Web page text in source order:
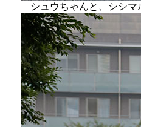
シュウちゃんと、シシ